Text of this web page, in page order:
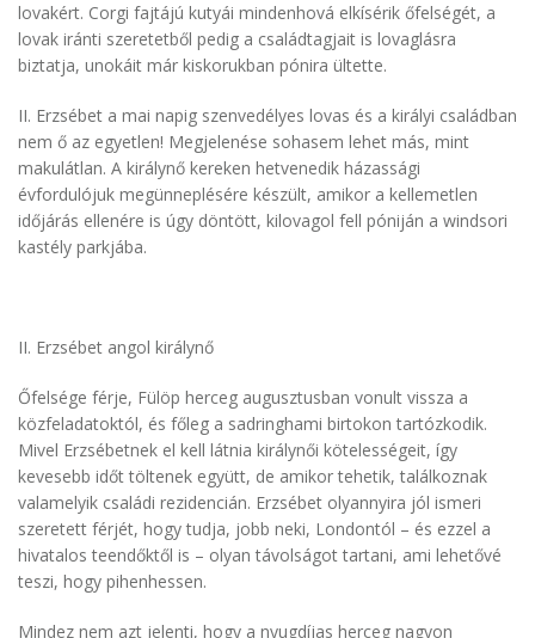
lovakért. Corgi fajtájú kutyái mindenhová elkísérik őfelségét, a
lovak iránti szeretetből pedig a családtagjait is lovaglásra
biztatja, unokáit már kiskorukban pónira ültette.
II. Erzsébet a mai napig szenvedélyes lovas és a királyi családban
nem ő az egyetlen! Megjelenése sohasem lehet más, mint
makulátlan. A királynő kereken hetvenedik házassági
évfordulójuk megünneplésére készült, amikor a kellemetlen
időjárás ellenére is úgy döntött, kilovagol fell póniján a windsori
kastély parkjába.
II. Erzsébet angol királynő
Őfelsége férje, Fülöp herceg augusztusban vonult vissza a
közfeladatoktól, és főleg a sadringhami birtokon tartózkodik.
Mivel Erzsébetnek el kell látnia királynői kötelességeit, így
kevesebb időt töltenek együtt, de amikor tehetik, találkoznak
valamelyik családi rezidencián. Erzsébet olyannyira jól ismeri
szeretett férjét, hogy tudja, jobb neki, Londontól – és ezzel a
hivatalos teendőktől is – olyan távolságot tartani, ami lehetővé
teszi, hogy pihenhessen.
Mindez nem azt jelenti, hogy a nyugdíjas herceg nagyon